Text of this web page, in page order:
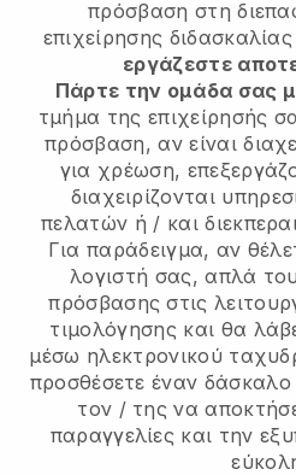
πρόσβαση στη
επιχείρησης
εργάζεστε
Πάρτε την ομάδα σας
τμήμα της επιχείρησής
πρόσβαση, αν είναι
για χρέωση,
διαχειρίζονται
πελατών ή / και
Για παράδειγμα, αν
λογιστή σας, απλά
πρόσβασης στις
τιμολόγησης και θα
μέσω ηλεκτρονικού
προσθέσετε έναν
τον / της να
παραγγελίες και την